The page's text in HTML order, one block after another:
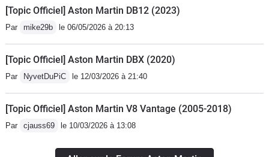
[Topic Officiel] Aston Martin DB12 (2023)
Par mike29b le 06/05/2026 à 20:13
[Topic Officiel] Aston Martin DBX (2020)
Par NyvetDuPiC le 12/03/2026 à 21:40
[Topic Officiel] Aston Martin V8 Vantage (2005-2018)
Par cjauss69 le 10/03/2026 à 13:08